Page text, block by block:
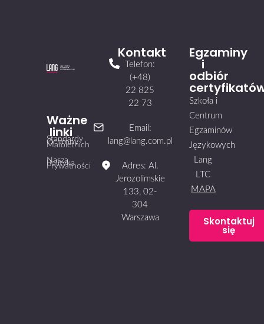
Ważne
linki
Standardy
Ochrony
Małoletnich
Nasza
Polityka
Prywatności
Kontakt
Telefon:
(+48)
22 825
22 73
Email:
lang@lang.com.pl
Adres: Al.
Jerozolimskie
133, 02-
304
Warszawa
Egzaminy
i
odbiór
Szkoła i
Centrum
Egzaminów
Językowych
Lang
LTC
MAPA
Skontaktuj
się